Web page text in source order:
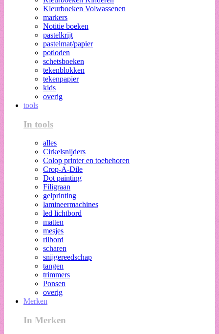
Kleurboeken Volwassenen
markers
Notitie boeken
pastelkrijt
pastelmat/papier
potloden
schetsboeken
tekenblokken
tekenpapier
kids
overig
tools
In tools
alles
Cirkelsnijders
Colop printer en toebehoren
Crop-A-Dile
Dot painting
Filigraan
gelprinting
lamineermachines
led lichtbord
matten
mesjes
rilbord
scharen
snijgereedschap
tangen
trimmers
Ponsen
overig
Merken
In Merken